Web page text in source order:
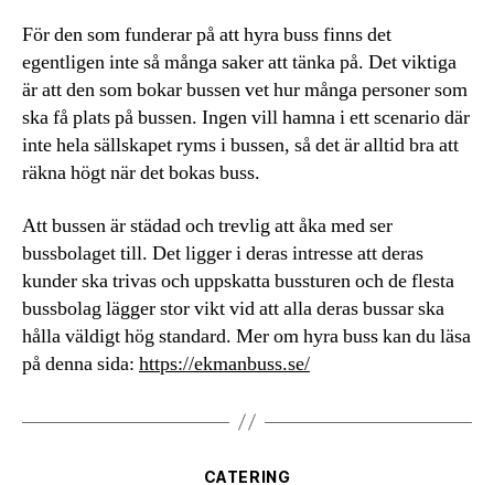
För den som funderar på att hyra buss finns det
egentligen inte så många saker att tänka på. Det viktiga
är att den som bokar bussen vet hur många personer som
ska få plats på bussen. Ingen vill hamna i ett scenario där
inte hela sällskapet ryms i bussen, så det är alltid bra att
räkna högt när det bokas buss.
Att bussen är städad och trevlig att åka med ser
bussbolaget till. Det ligger i deras intresse att deras
kunder ska trivas och uppskatta bussturen och de flesta
bussbolag lägger stor vikt vid att alla deras bussar ska
hålla väldigt hög standard. Mer om hyra buss kan du läsa
på denna sida: https://ekmanbuss.se/
Kategorier
CATERING